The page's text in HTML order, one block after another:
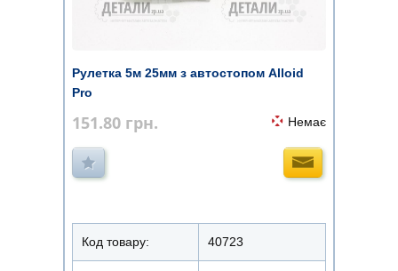
Рулетка 5м 25мм з автостопом Alloid
Pro
151.80 грн. Немає
Код товару: 40723